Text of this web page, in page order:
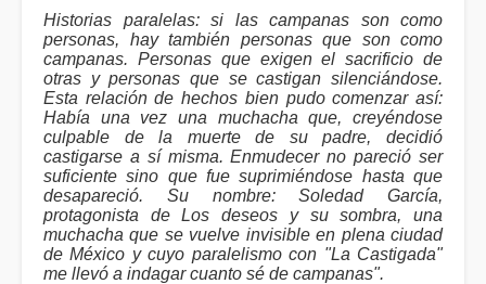
Historias paralelas: si las campanas son como
personas, hay también personas que son como
campanas. Personas que exigen el sacrificio de
otras y personas que se castigan silenciándose.
Esta relación de hechos bien pudo comenzar así:
Había una vez una muchacha que, creyéndose
culpable de la muerte de su padre, decidió
castigarse a sí misma. Enmudecer no pareció ser
suficiente sino que fue suprimiéndose hasta que
desapareció. Su nombre: Soledad García,
protagonista de Los deseos y su sombra, una
muchacha que se vuelve invisible en plena ciudad
de México y cuyo paralelismo con "La Castigada"
me llevó a indagar cuanto sé de campanas".